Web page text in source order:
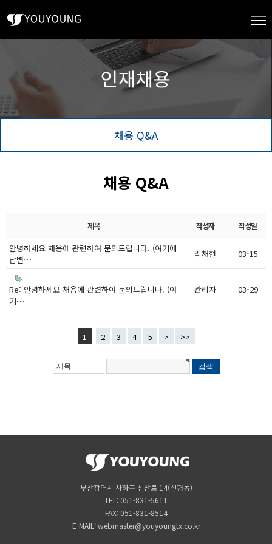
채용 Q&A
채용 Q&A
제목 작성자 작성일
안녕하세요 채용에 관련하여 문의드립니다. (여기에
답변…
리채현 03-15
Re: 안녕하세요 채용에 관련하여 문의드립니다. (여
기…
관리자 03-29
1 2 3 4 5 > >>
부산광역시 사하구 신산로 14(신평동)
TEL: 051-831-5611
FAX: 051-831-8514
E-MAIL: webmaster@youyoungtx.co.kr